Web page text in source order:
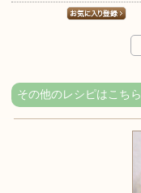
その他のレシピはこちら